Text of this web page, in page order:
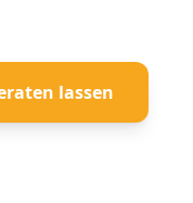
lassen